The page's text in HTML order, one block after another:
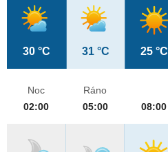
30 °C 31 °C 25 °C
Noc
02:00
Ráno
05:00
08:00